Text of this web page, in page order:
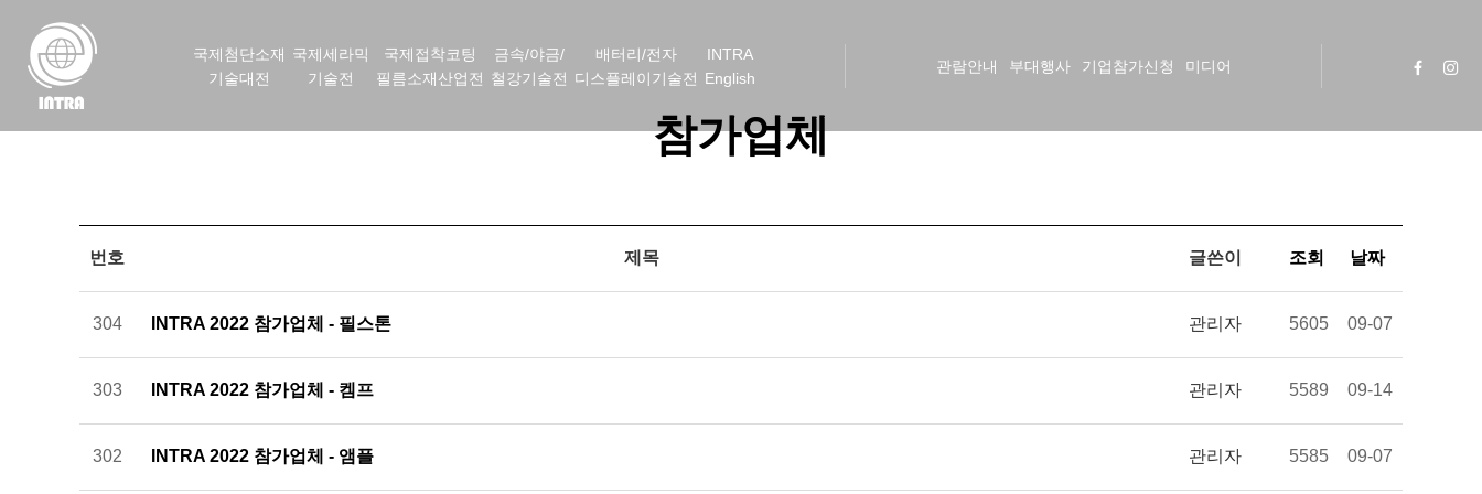
국제첨단소재
기술대전
국제세라믹
기술전
국제접착코팅
필름소재산업전
금속/야금/
철강기술전
배터리/전자
디스플레이기술전
INTRA
English
관람안내 부대행사 기업참가신청 미디어
참가업체
번호 제목 글쓴이 조회 날짜
304 INTRA 2022 참가업체 - 필스톤 관리자 5605 09-07
303 INTRA 2022 참가업체 - 켐프 관리자 5589 09-14
302 INTRA 2022 참가업체 - 앰플 관리자 5585 09-07